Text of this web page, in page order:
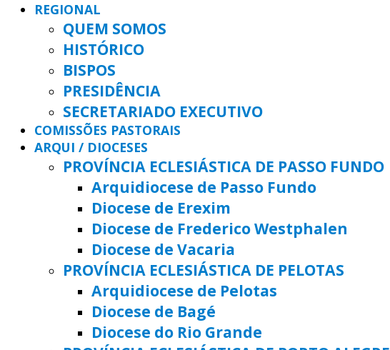
REGIONAL
QUEM SOMOS
HISTÓRICO
BISPOS
PRESIDÊNCIA
SECRETARIADO EXECUTIVO
COMISSÕES PASTORAIS
ARQUI / DIOCESES
PROVÍNCIA ECLESIÁSTICA DE PASSO FUNDO
Arquidiocese de Passo Fundo
Diocese de Erexim
Diocese de Frederico Westphalen
Diocese de Vacaria
PROVÍNCIA ECLESIÁSTICA DE PELOTAS
Arquidiocese de Pelotas
Diocese de Bagé
Diocese do Rio Grande